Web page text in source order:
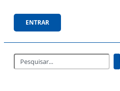
ENTRAR